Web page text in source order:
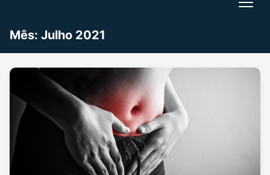
Mês: Julho 2021